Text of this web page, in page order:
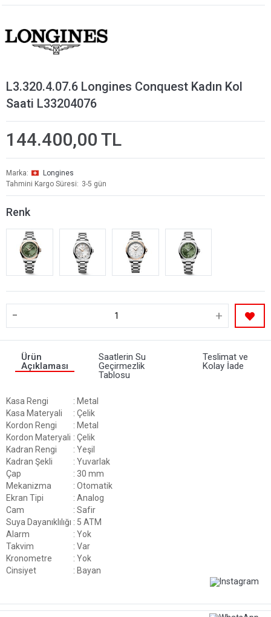
L3.320.4.07.6 Longines Conquest Kadın Kol
Saati L33204076
144.400,00 TL
Marka
Longines
Tahmini Kargo Süresi
3-5 gün
Renk
- +
Ürün
Açıklaması
Saatlerin Su
Geçirmezlik
Tablosu
Teslimat ve
Kolay İade
Kasa Rengi
: Metal
Kasa Materyali
: Çelik
Kordon Rengi
: Metal
Kordon Materyali : Çelik
Kadran Rengi
: Yeşil
Kadran Şekli
: Yuvarlak
Çap
: 30 mm
Mekanizma
: Otomatik
Ekran Tipi
: Analog
Cam
: Safir
Suya Dayanıklılığı : 5 ATM
Alarm
: Yok
Takvim
: Var
Kronometre
: Yok
Cinsiyet
: Bayan